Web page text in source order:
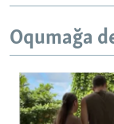
Oqumağa